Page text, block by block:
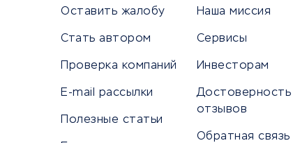
Кредитные карты
Дебетовые карты
Оставить жалобу
Стать автором
Проверка компаний
E-mail рассылки
Полезные статьи
Наша миссия
Сервисы
Инвесторам
Достоверность
отзывов
Обратная связь